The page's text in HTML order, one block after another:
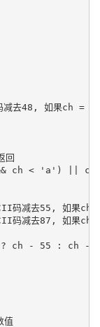
48, 如果ch =
回
< 'a') || ch
减去55, 如果ch
减去87, 如果ch
55 : ch -
值